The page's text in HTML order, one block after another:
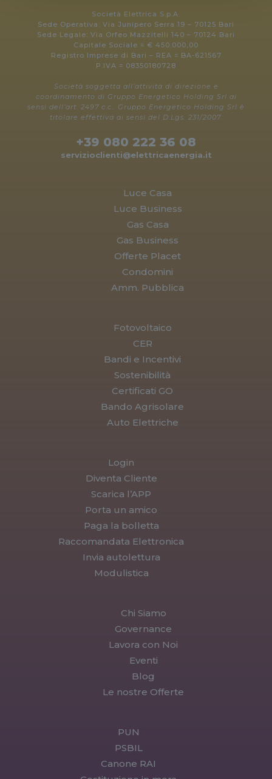
Società Elettrica S.p.A.
Sede Operativa: Via Junipero Serra 19 – 70125 Bari
Sede Legale: Via Orfeo Mazzitelli 140 – 70124 Bari
Capitale Sociale = € 450.000,00
Registro Imprese di Bari – REA = BA-621567
P.IVA = 08350180728
Società soggetta all’attività di direzione e
coordinamento di Gruppo Energetico Holding Srl ai
sensi dell’art. 2497 c.c.. Gruppo Energetico Holding Srl è
titolare effettiva ai sensi del D.Lgs. 231/2007.
+39 080 222 36 08
servizioclienti@elettricaenergia.it
Luce Casa
Luce Business
Gas Casa
Gas Business
Offerte Placet
Condomini
Amm. Pubblica
Fotovoltaico
CER
Bandi e Incentivi
Sostenibilità
Certificati GO
Bando Agrisolare
Auto Elettriche
Login
Diventa Cliente
Scarica l’APP
Porta un amico
Paga la bolletta
Raccomandata Elettronica
Invia autolettura
Modulistica
Chi Siamo
Governance
Lavora con Noi
Eventi
Blog
Le nostre Offerte
PUN
PSBIL
Canone RAI